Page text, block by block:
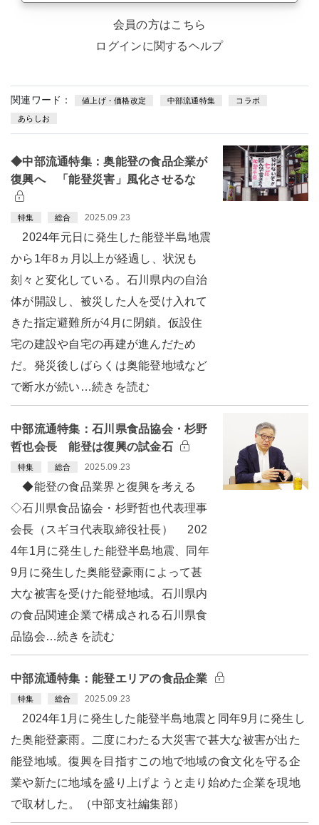
会員の方はこちら
ログインに関するヘルプ
関連ワード： 値上げ・価格改定 中部流通特集 コラボ
あらしお
◆中部流通特集：奥能登の食品企業が
復興へ 「能登災害」風化させるな
特集 総合 2025.09.23
2024年元日に発生した能登半島地震
から1年8ヵ月以上が経過し、状況も
刻々と変化している。石川県内の自治
体が開設し、被災した人を受け入れて
きた指定避難所が4月に閉鎖。仮設住
宅の建設や自宅の再建が進んだため
だ。発災後しばらくは奥能登地域など
で断水が続い…続きを読む
中部流通特集：石川県食品協会・杉野
哲也会長 能登は復興の試金石
特集 総合 2025.09.23
◆能登の食品業界と復興を考える
◇石川県食品協会・杉野哲也代表理事
会長（スギヨ代表取締役社長） 202
4年1月に発生した能登半島地震、同年
9月に発生した奥能登豪雨によって甚
大な被害を受けた能登地域。石川県内
の食品関連企業で構成される石川県食
品協会…続きを読む
中部流通特集：能登エリアの食品企業
特集 総合 2025.09.23
2024年1月に発生した能登半島地震と同年9月に発生し
た奥能登豪雨。二度にわたる大災害で甚大な被害が出た
能登地域。復興を目指すこの地で地域の食文化を守る企
業や新たに地域を盛り上げようと走り始めた企業を現地
で取材した。（中部支社編集部）